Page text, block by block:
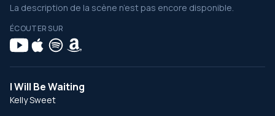
La description de la scène n’est pas encore disponible.
ÉCOUTER SUR
I Will Be Waiting
Kelly Sweet